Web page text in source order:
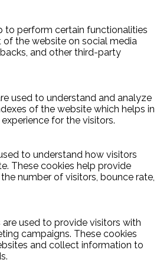
to perform certain functionalities
of the website on social media
and other third-party
used to understand and analyze
of the website which helps in
for the visitors.
to understand how visitors
These cookies help provide
number of visitors, bounce rate,
used to provide visitors with
campaigns. These cookies
and collect information to